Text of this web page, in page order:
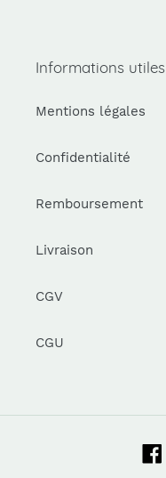
Informations utiles
Mentions légales
Confidentialité
Remboursement
Livraison
CGV
CGU